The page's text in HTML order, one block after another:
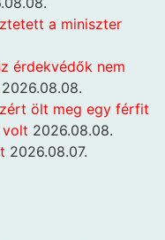
a miniszter
érdekvédők nem
2026.08.08.
ölt meg egy férfit
volt 2026.08.08.
2026.08.07.